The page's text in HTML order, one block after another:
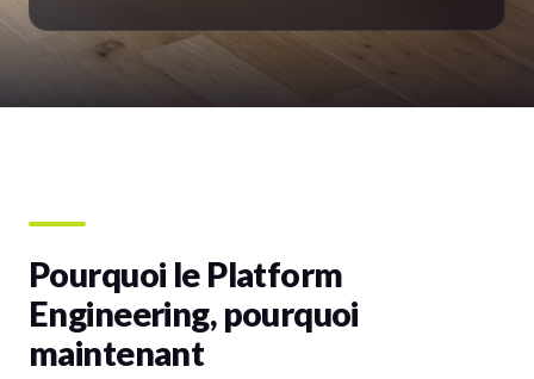
Pourquoi le Platform
Engineering, pourquoi
maintenant